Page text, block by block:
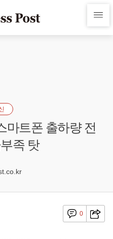
마트폰 출하량 전
족 탓
0